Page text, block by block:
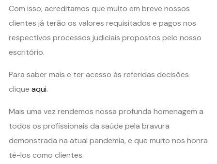
Com isso, acreditamos que muito em breve nossos
clientes já terão os valores requisitados e pagos nos
respectivos processos judiciais propostos pelo nosso
escritório.
Para saber mais e ter acesso às referidas decisões
clique aqui.
Mais uma vez rendemos nossa profunda homenagem a
todos os profissionais da saúde pela bravura
demonstrada na atual pandemia, e que muito nos honra
tê-los como clientes.